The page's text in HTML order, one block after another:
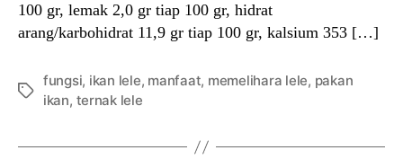
100 gr, lemak 2,0 gr tiap 100 gr, hidrat
arang/karbohidrat 11,9 gr tiap 100 gr, kalsium 353 […]
Tags
fungsi, ikan lele, manfaat, memelihara lele, pakan
ikan, ternak lele